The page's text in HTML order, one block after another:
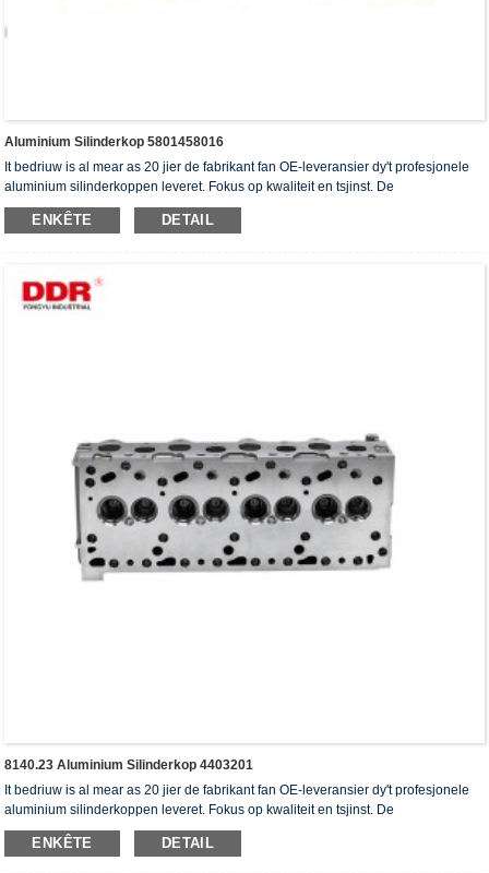
Aluminium Silinderkop 5801458016
It bedriuw is al mear as 20 jier de fabrikant fan OE-leveransier dy't profesjonele
aluminium silinderkoppen leveret. Fokus op kwaliteit en tsjinst. De
silinderkoppen hawwe it ISO16949-autentikaasjesertifikaat, "de heechdichte
silinderkop", "de lange libbensdoer fan 'e silinderkop" en de oare 5 patinten foar
ENKÊTE DETAIL
8140.23 Aluminium Silinderkop 4403201
It bedriuw is al mear as 20 jier de fabrikant fan OE-leveransier dy't profesjonele
aluminium silinderkoppen leveret. Fokus op kwaliteit en tsjinst. De
silinderkoppen hawwe it ISO16949-autentikaasjesertifikaat, "de heechdichte
silinderkop", "de lange libbensdoer fan 'e silinderkop" en de oare 5 patinten foar
ENKÊTE DETAIL